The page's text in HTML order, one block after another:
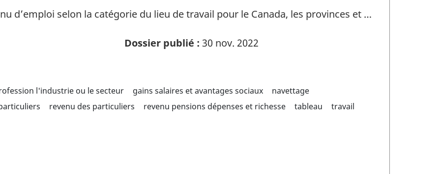
d’emploi selon la catégorie du lieu de travail pour le Canada, les provinces et …
Dossier publié : 30 nov. 2022
l'industrie ou le secteur gains salaires et avantages sociaux
navettage
revenu des particuliers revenu pensions dépenses et richesse tableau
travail